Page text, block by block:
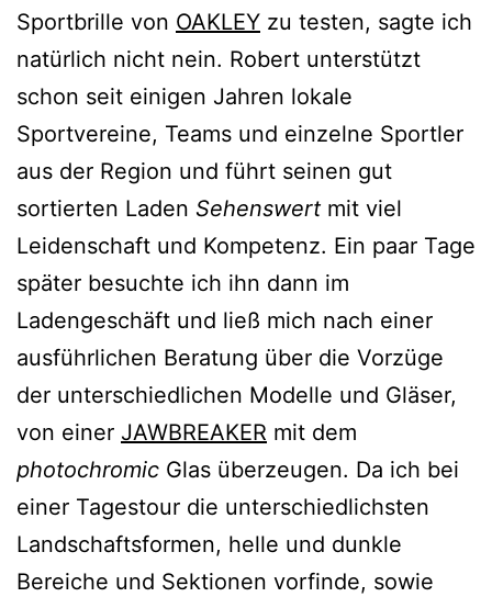
Sportbrille von OAKLEY zu testen, sagte ich
natürlich nicht nein. Robert unterstützt
schon seit einigen Jahren lokale
Sportvereine, Teams und einzelne Sportler
aus der Region und führt seinen gut
sortierten Laden Sehenswert mit viel
Leidenschaft und Kompetenz. Ein paar Tage
später besuchte ich ihn dann im
Ladengeschäft und ließ mich nach einer
ausführlichen Beratung über die Vorzüge
der unterschiedlichen Modelle und Gläser,
von einer JAWBREAKER mit dem
photochromic Glas überzeugen. Da ich bei
einer Tagestour die unterschiedlichsten
Landschaftsformen, helle und dunkle
Bereiche und Sektionen vorfinde, sowie